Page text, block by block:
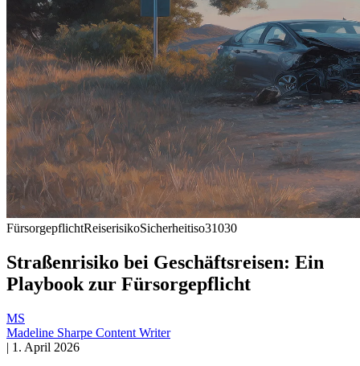
FürsorgepflichtReiserisikoSicherheitiso31030
Straßenrisiko bei Geschäftsreisen: Ein
Playbook zur Fürsorgepflicht
MS
Madeline Sharpe Content Writer
| 1. April 2026